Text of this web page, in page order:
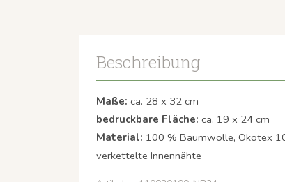
Beschreibung
Maße: ca. 28 x 32 cm
bedruckbare Fläche: ca. 19 x 24 cm
Material: 100 % Baumwolle, Ökotex
verkettelte Innennähte